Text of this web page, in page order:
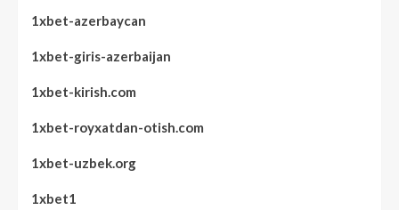
1xbet-azerbaycan
1xbet-giris-azerbaijan
1xbet-kirish.com
1xbet-royxatdan-otish.com
1xbet-uzbek.org
1xbet1